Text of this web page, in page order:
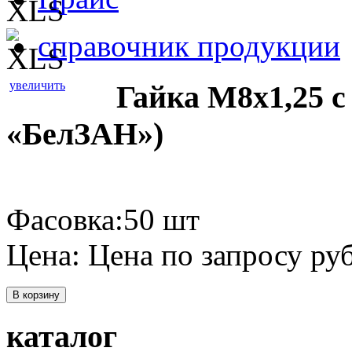
справочник продукции
увеличить
Гайка М8х1,25
«БелЗАН»)
Фасовка:50 шт
Цена: Цена по запросу
В корзину
каталог